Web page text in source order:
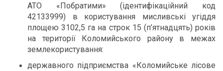
АТО «Побратими» (ідентифікаційний код
42133999) в користування мисливські угіддя
площею 3102,5 га на строк 15 (п’ятнадцять) років
на території Коломийського району в межах
землекористування:
державного підприємства «Коломийське лісове